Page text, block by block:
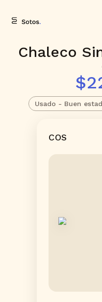
Chaleco
Usado - Buen
COS